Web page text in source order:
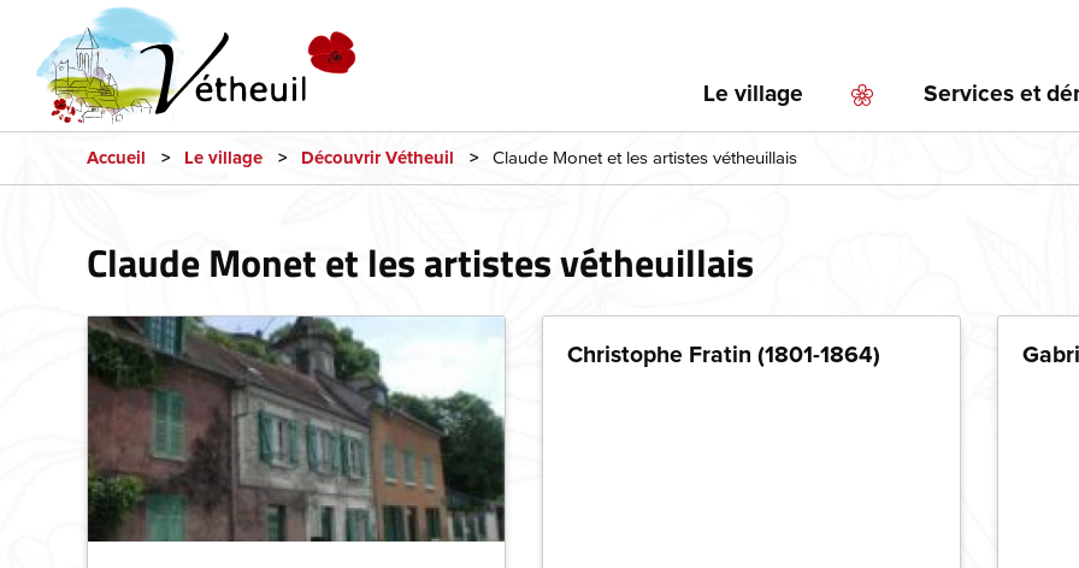
principal
Le village Services et
Accueil Le village Découvrir Vétheuil Claude Monet et les artistes vétheuillais
Claude Monet et les artistes vétheuillais
Christophe Fratin (1801-1864)